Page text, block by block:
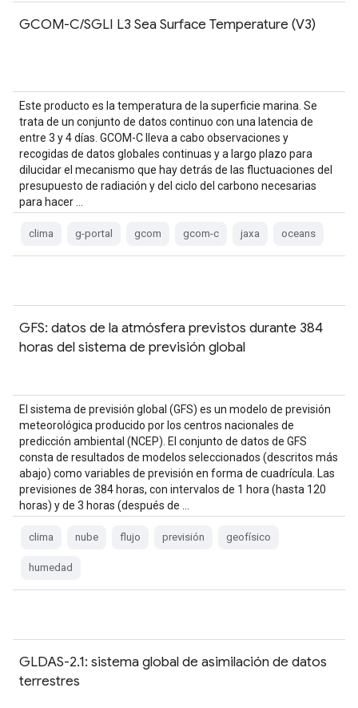
GCOM-C/SGLI L3 Sea Surface Temperature (V3)
Este producto es la temperatura de la superficie marina. Se
trata de un conjunto de datos continuo con una latencia de
entre 3 y 4 días. GCOM-C lleva a cabo observaciones y
recogidas de datos globales continuas y a largo plazo para
dilucidar el mecanismo que hay detrás de las fluctuaciones del
presupuesto de radiación y del ciclo del carbono necesarias
para hacer …
clima g-portal gcom gcom-c jaxa oceans
GFS: datos de la atmósfera previstos durante 384
horas del sistema de previsión global
El sistema de previsión global (GFS) es un modelo de previsión
meteorológica producido por los centros nacionales de
predicción ambiental (NCEP). El conjunto de datos de GFS
consta de resultados de modelos seleccionados (descritos más
abajo) como variables de previsión en forma de cuadrícula. Las
previsiones de 384 horas, con intervalos de 1 hora (hasta 120
horas) y de 3 horas (después de …
clima nube flujo previsión geofísico
humedad
GLDAS-2.1: sistema global de asimilación de datos
terrestres